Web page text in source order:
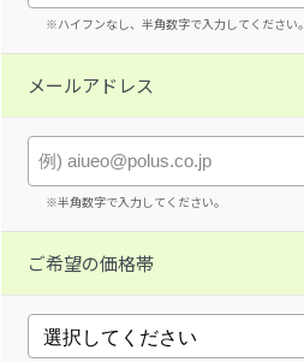
※ハイフンなし、半角数字で入力してください。
メールアドレス
※半角数字で入力してください。
ご希望の価格帯